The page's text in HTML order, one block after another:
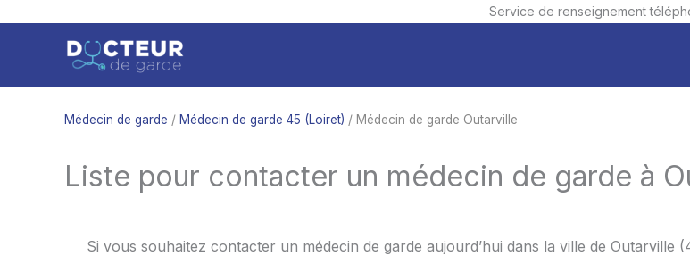
Service de renseignement
contenu
Médecin de garde / Médecin de garde 45 (Loiret) / Médecin de garde Outarville
Liste pour contacter un médecin de garde à
Si vous souhaitez contacter un médecin de garde aujourd’hui dans la ville de